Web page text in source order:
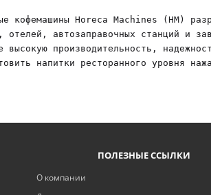
кофемашины Horeca Machines (HM)
отелей, автозаправочных станций и
высокую производительность,
напитки ресторанного уровня
ПОЛЕЗНЫЕ ССЫЛКИ
О компании